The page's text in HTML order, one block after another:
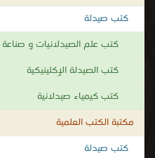
كتب صيدلة
كتب علم الصيدلانيات و صناعة
كتب الصيدلة الإِكلينيكية
كتب كيمياء صيدلانية
مكتبة الكتب العلمية
كتب صيدلة